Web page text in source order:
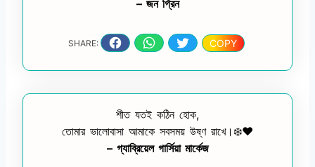
– জন গ্রিন
SHARE: COPY
শীত যতই কঠিন হোক,
তোমার ভালোবাসা আমাকে সবসময় উষ্ণ রাখে।❄️❤️
– গ্যাব্রিয়েল গার্সিয়া মার্কেজ